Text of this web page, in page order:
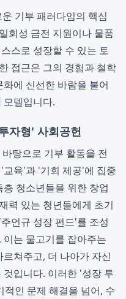
기부 패러다임의 핵심
회성 금전 지원이나 물품
스로 성장할 수 있는 토
접근은 그의 경험과 철학
에 신선한 바람을 불어
모델입니다.
자형' 사회공헌
탕으로 기부 활동을 전
육'과 '기회 제공'에 집중
청소년들을 위한 창업
력 있는 청년들에게 초기
언규 성장 펀드'를 조성
는 물고기를 잡아주는
쳐주고, 더 나아가 자신
입니다. 이러한 '성장 투
적인 문제 해결을 넘어, 수